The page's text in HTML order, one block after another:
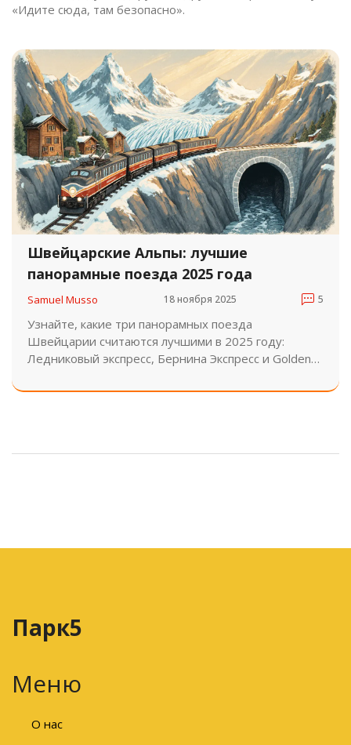
«Идите сюда, там безопасно».
Швейцарские Альпы: лучшие
панорамные поезда 2025 года
Samuel Musso 18 ноября 2025 5
Узнайте, какие три панорамных поезда
Швейцарии считаются лучшими в 2025 году:
Ледниковый экспресс, Бернина Экспресс и Golden
поездки и как не остаться без места.
Парк5
Меню
О нас